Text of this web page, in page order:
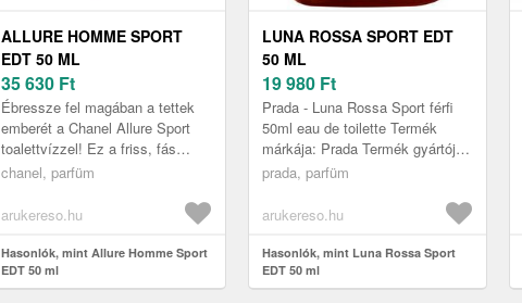
ALLURE HOMME SPORT
EDT 50 ML
35 630 Ft
Ébressze fel magában a tettek
emberét a Chanel Allure Sport
toalettvízzel! Ez a friss, fás
parfüm az elegancia, a
jelk...
chanel, parfüm
arukereso.hu
Hasonlók, mint Allure Homme Sport
EDT 50 ml
LUNA ROSSA SPORT EDT
50 ML
19 980 Ft
Prada - Luna Rossa Sport férfi
50ml eau de toilette Termék
márkája: Prada Termék gyártója:
Puig Illatcsoport: orientális-
prada, parfüm
arukereso.hu
Hasonlók, mint Luna Rossa Sport
EDT 50 ml